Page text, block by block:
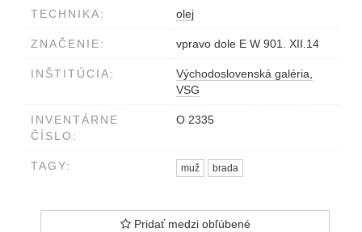
TECHNIKA: olej
ZNAČENIE: vpravo dole E W 901. XII.14
INŠTITÚCIA:
Východoslovenská galéria,
VSG
INVENTÁRNE
ČÍSLO:
O 2335
TAGY: muž brada
Pridať medzi obľúbené